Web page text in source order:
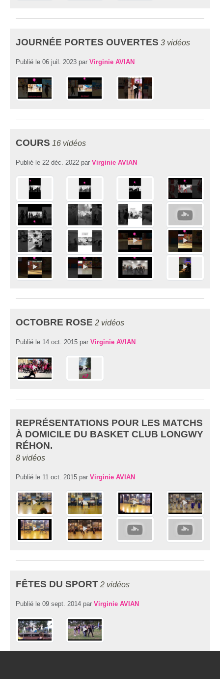
JOURNÉE PORTES OUVERTES 3 vidéos
Publié le 06 juil. 2023 par Virginie AVIAN
COURS 16 vidéos
Publié le 22 déc. 2022 par Virginie AVIAN
OCTOBRE ROSE 2 vidéos
Publié le 14 oct. 2015 par Virginie AVIAN
REPRÉSENTATIONS POUR LES MATCHS
À DOMICILE DU BASKET CLUB LONGWY
RÉHON.
8 vidéos
Publié le 11 oct. 2015 par Virginie AVIAN
FÊTES DU SPORT 2 vidéos
Publié le 09 sept. 2014 par Virginie AVIAN